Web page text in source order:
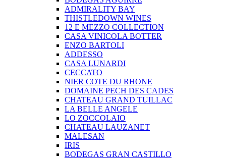
ADMIRALITY BAY
THISTLEDOWN WINES
12 E MEZZO COLLECTION
CASA VINICOLA BOTTER
ENZO BARTOLI
ADDESSO
CASA LUNARDI
CECCATO
NIER COTE DU RHONE
DOMAINE PECH DES CADES
CHATEAU GRAND TUILLAC
LA BELLE ANGELE
LO ZOCCOLAIO
CHATEAU LAUZANET
MALESAN
IRIS
BODEGAS GRAN CASTILLO